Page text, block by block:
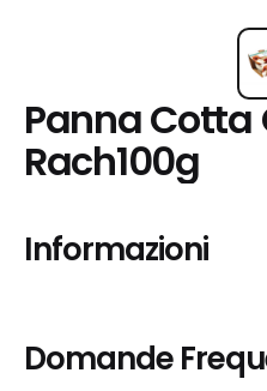
Panna
Rach100g
Informazioni
Domande